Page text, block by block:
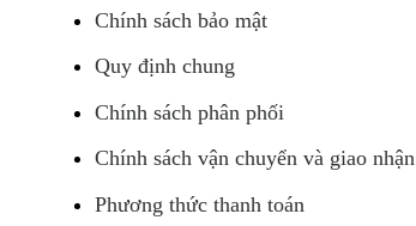
Chính sách bảo mật
Quy định chung
Chính sách phân phối
Chính sách vận chuyển và giao nhận
Phương thức thanh toán